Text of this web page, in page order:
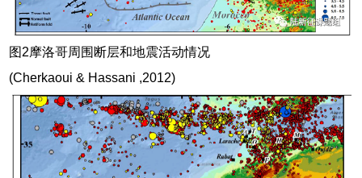
图2摩洛哥周围断层和地震活动情况
(Cherkaoui & Hassani ,2012)